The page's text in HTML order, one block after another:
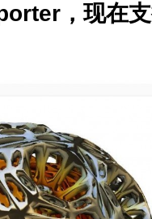
，现在